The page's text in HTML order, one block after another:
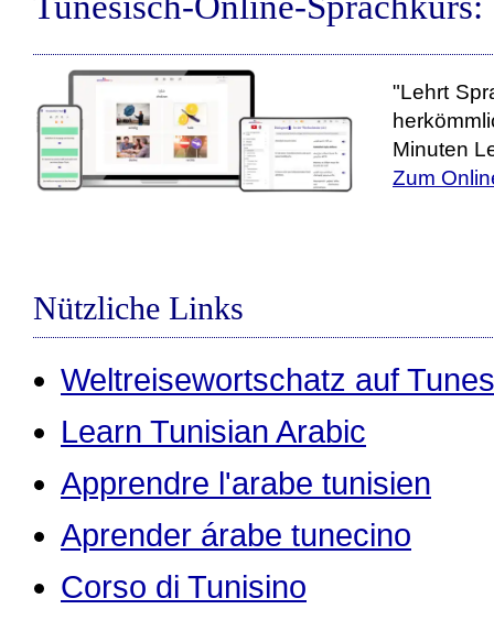
"Lehrt
Minuten
Zum
Nützliche Links
Weltreisewortschatz auf
Learn Tunisian Arabic
Apprendre l'arabe tunisien
Aprender árabe tunecino
Corso di Tunisino